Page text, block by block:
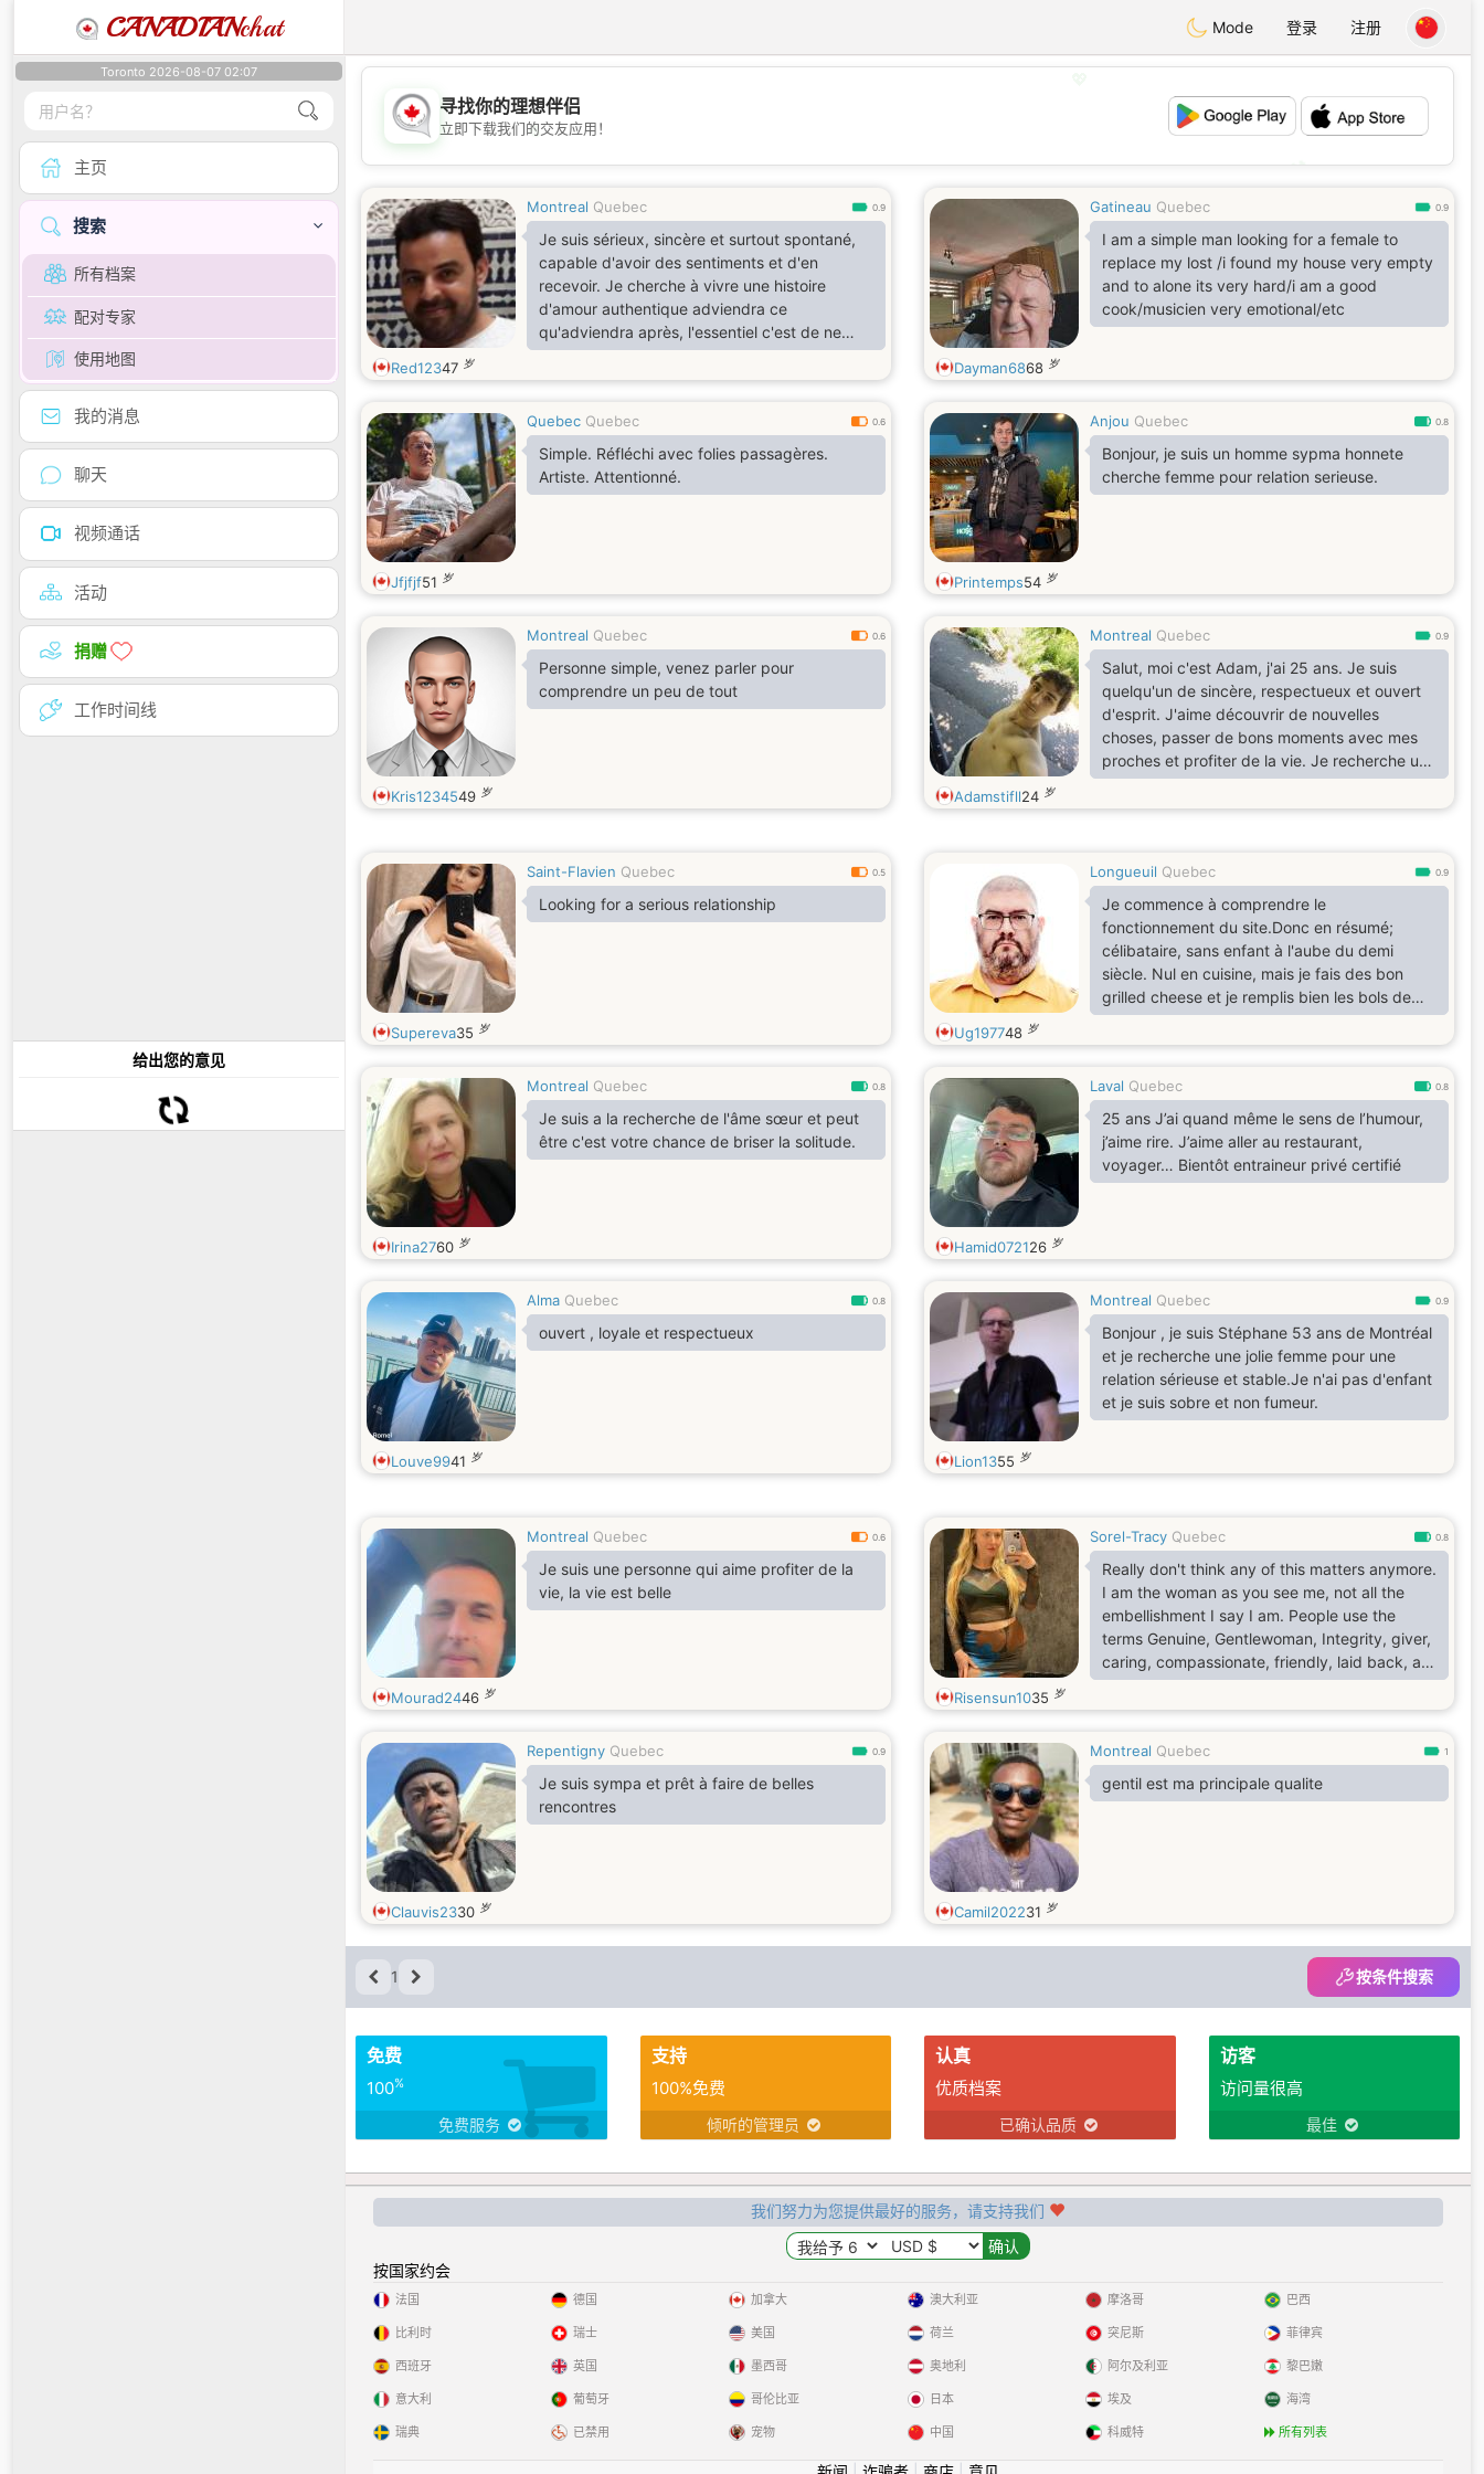
CANADIANchat Mode 登录 注册
Toronto 2026-08-07 02:07
主页
搜索
所有档案
配对专家
使用地图
我的消息
聊天
视频通话
活动
捐赠
工作时间线
给出您的意见
💖
💕
寻找你的理想伴侣
立即下载我们的交友应用！
Montreal Quebec 0.9
Je suis sérieux, sincère et surtout spontané,
capable d'avoir des sentiments et d'en
recevoir. Je cherche à vivre une histoire
d'amour authentique adviendra ce
qu'adviendra après, l'essentiel c'est de ne
plus se sentir seul tout en étant entouré de
milier de gens.
Red12347 岁
Gatineau Quebec 0.9
I am a simple man looking for a female to
replace my lost /i found my house very empty
and to alone its very hard/i am a good
cook/musicien very emotional/etc
Dayman6868 岁
Quebec Quebec 0.6
Simple. Réfléchi avec folies passagères.
Artiste. Attentionné.
Jfjfjf51 岁
Anjou Quebec 0.8
Bonjour, je suis un homme sypma honnete
cherche femme pour relation serieuse.
Printemps54 岁
Montreal Quebec 0.6
Personne simple, venez parler pour
comprendre un peu de tout
Kris1234549 岁
Montreal Quebec 0.9
Salut, moi c'est Adam, j'ai 25 ans. Je suis
quelqu'un de sincère, respectueux et ouvert
d'esprit. J'aime découvrir de nouvelles
choses, passer de bons moments avec mes
proches et profiter de la vie. Je recherche une
personne authentique avec qui partager de
belles conversations et construire quelque
Adamstifll24 岁
Saint-Flavien Quebec 0.5
Looking for a serious relationship
Supereva35 岁
Longueuil Quebec 0.9
Je commence à comprendre le
fonctionnement du site.Donc en résumé;
célibataire, sans enfant à l'aube du demi
siècle. Nul en cuisine, mais je fais des bon
grilled cheese et je remplis bien les bols de
céréales. J'aimerais rencontrer rencontrer une
personne sur la Rive Sud de Montréal ou
en commun, puis que je ne conduis pas à
Montréal).
Ug197748 岁
Montreal Quebec 0.8
Je suis a la recherche de l'âme sœur et peut
être c'est votre chance de briser la solitude.
Irina2760 岁
Laval Quebec 0.8
25 ans J’ai quand même le sens de l’humour,
j’aime rire. J’aime aller au restaurant,
voyager… Bientôt entraineur privé certifié
Hamid072126 岁
Alma Quebec 0.8
ouvert , loyale et respectueux
Louve9941 岁
Montreal Quebec 0.9
Bonjour , je suis Stéphane 53 ans de Montréal
et je recherche une jolie femme pour une
relation sérieuse et stable.Je n'ai pas d'enfant
et je suis sobre et non fumeur.
Lion1355 岁
Montreal Quebec 0.6
Je suis une personne qui aime profiter de la
vie, la vie est belle
Mourad2446 岁
Sorel-Tracy Quebec 0.8
Really don't think any of this matters anymore.
I am the woman as you see me, not all the
embellishment I say I am. People use the
terms Genuine, Gentlewoman, Integrity, giver,
caring, compassionate, friendly, laid back, a
hoot, off the wall in association with me. I am
here to share the light of my Heart with
must have communication and Honesty above
all else. I love the simple pleasures! I love the
Outdoors, kayaking, boating, camping
Risensun1035 岁
Repentigny Quebec 0.9
Je suis sympa et prêt à faire de belles
rencontres
Clauvis2330 岁
Montreal Quebec 1
gentil est ma principale qualite
Camil202231 岁
1 按条件搜索
免费
100%
免费服务
支持
100%免费
倾听的管理员
认真
优质档案
已确认品质
访客
访问量很高
最佳
我们努力为您提供最好的服务，请支持我们
按国家约会
法国
比利时
西班牙
意大利
瑞典
德国
瑞士
英国
葡萄牙
已禁用
加拿大
美国
墨西哥
哥伦比亚
宠物
澳大利亚
荷兰
奥地利
日本
中国
摩洛哥
突尼斯
阿尔及利亚
埃及
科威特
巴西
菲律宾
黎巴嫩
海湾
所有列表